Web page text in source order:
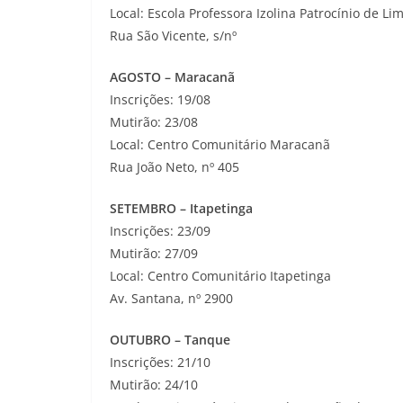
Local: Escola Professora Izolina Patrocínio de
Rua São Vicente, s/nº
AGOSTO – Maracanã
Inscrições: 19/08
Mutirão: 23/08
Local: Centro Comunitário Maracanã
Rua João Neto, nº 405
SETEMBRO – Itapetinga
Inscrições: 23/09
Mutirão: 27/09
Local: Centro Comunitário Itapetinga
Av. Santana, nº 2900
OUTUBRO – Tanque
Inscrições: 21/10
Mutirão: 24/10